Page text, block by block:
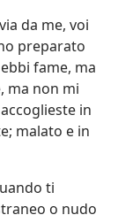
da me, voi
preparato
fame, ma
ma non mi
in
malato e in
ti
o nudo